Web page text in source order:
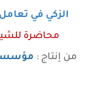
الزكي في
محاضرة
من إنتاج : مؤسسة